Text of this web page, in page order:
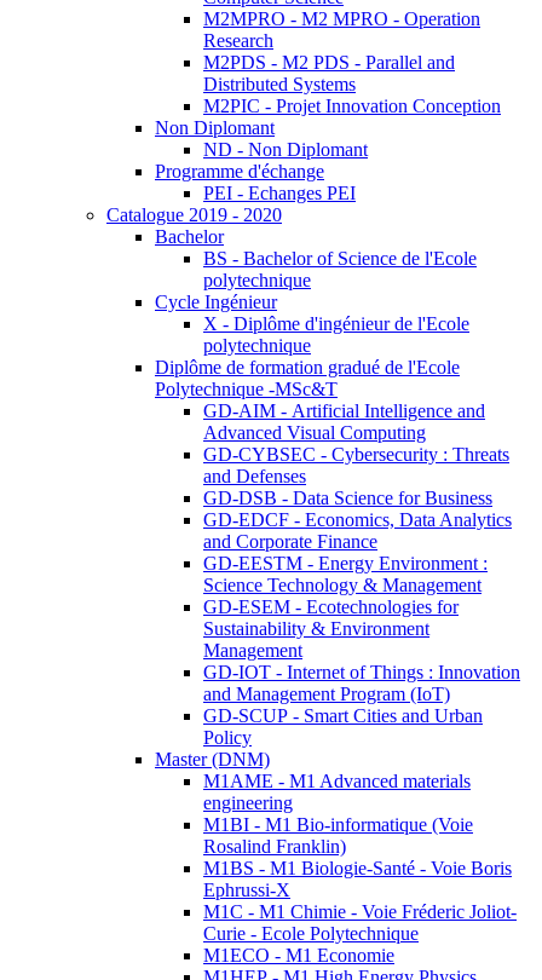
M2MPRO - M2 MPRO - Operation
Research
M2PDS - M2 PDS - Parallel and
Distributed Systems
M2PIC - Projet Innovation Conception
Non Diplomant
ND - Non Diplomant
Programme d'échange
PEI - Echanges PEI
Catalogue 2019 - 2020
Bachelor
BS - Bachelor of Science de l'Ecole
polytechnique
Cycle Ingénieur
X - Diplôme d'ingénieur de l'Ecole
polytechnique
Diplôme de formation gradué de l'Ecole
Polytechnique -MSc&T
GD-AIM - Artificial Intelligence and
Advanced Visual Computing
GD-CYBSEC - Cybersecurity : Threats
and Defenses
GD-DSB - Data Science for Business
GD-EDCF - Economics, Data Analytics
and Corporate Finance
GD-EESTM - Energy Environment :
Science Technology & Management
GD-ESEM - Ecotechnologies for
Sustainability & Environment
Management
GD-IOT - Internet of Things : Innovation
and Management Program (IoT)
GD-SCUP - Smart Cities and Urban
Policy
Master (DNM)
M1AME - M1 Advanced materials
engineering
M1BI - M1 Bio-informatique (Voie
Rosalind Franklin)
M1BS - M1 Biologie-Santé - Voie Boris
Ephrussi-X
M1C - M1 Chimie - Voie Fréderic Joliot-
Curie - Ecole Polytechnique
M1ECO - M1 Economie